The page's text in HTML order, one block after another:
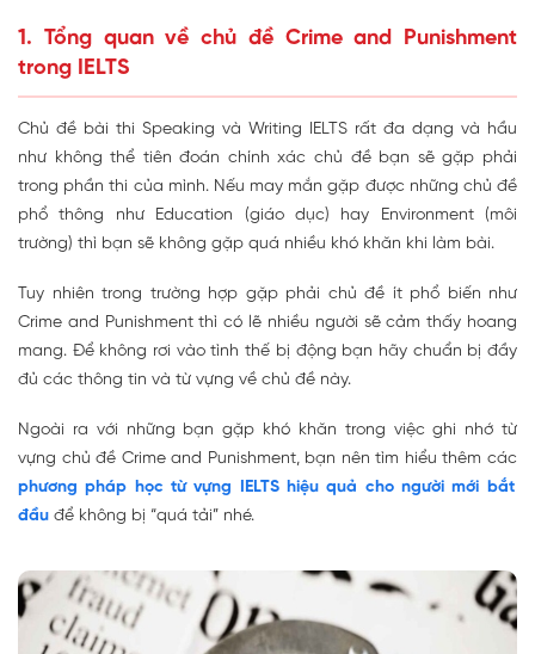
1. Tổng quan về chủ đề Crime and Punishment
trong IELTS
Chủ đề bài thi Speaking và Writing IELTS rất đa dạng và hầu
như không thể tiên đoán chính xác chủ đề bạn sẽ gặp phải
trong phần thi của mình. Nếu may mắn gặp được những chủ đề
phổ thông như Education (giáo dục) hay Environment (môi
trường) thì bạn sẽ không gặp quá nhiều khó khăn khi làm bài.
Tuy nhiên trong trường hợp gặp phải chủ đề ít phổ biến như
Crime and Punishment thì có lẽ nhiều người sẽ cảm thấy hoang
mang. Để không rơi vào tình thế bị động bạn hãy chuẩn bị đầy
đủ các thông tin và từ vựng về chủ đề này.
Ngoài ra với những bạn gặp khó khăn trong việc ghi nhớ từ
vựng chủ đề Crime and Punishment, bạn nên tìm hiểu thêm các
phương pháp học từ vựng IELTS hiệu quả cho người mới bắt
đầu để không bị “quá tải” nhé.